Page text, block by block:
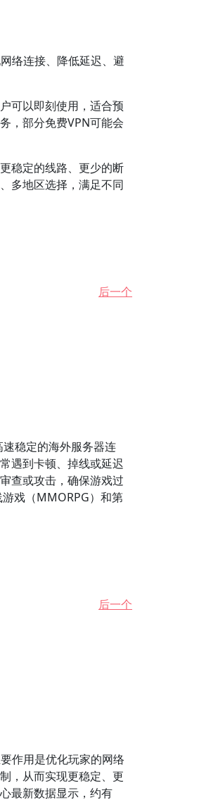
络连接、降低延迟、避
可以即刻使用，适合预
，部分免费VPN可能会
稳定的线路、更少的断
多地区选择，满足不同
后一个
稳定的海外服务器连
遇到卡顿、掉线或延迟
查或攻击，确保游戏过
戏（MMORPG）和第
后一个
作用是优化玩家的网络
，从而实现更稳定、更
最新数据显示，约有